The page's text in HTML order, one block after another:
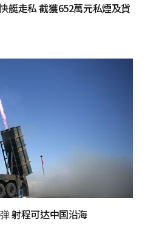
艇走私 截獲652萬元私煙及貨
射程可达中国沿海